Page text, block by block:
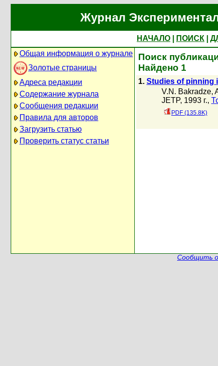
Журнал
НАЧАЛО ПОИСК
Общая информация о журнале
Золотые страницы
Адреса редакции
Содержание журнала
Сообщения редакции
Правила для авторов
Загрузить статью
Проверить статус статьи
Поиск
Найдено 1
1. Studies of pinning
V.N. Bakradze,
JETP, 1993 г.,
PDF (135.8K)
Сообщить о